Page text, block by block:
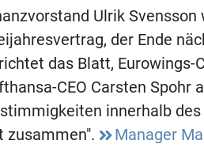
Ulrik
der Ende
das Blatt,
CEO Carsten Spohr
innerhalb
zusammen".
Manager